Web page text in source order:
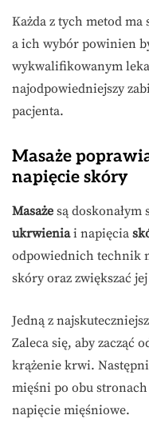
Każda z tych metod
a ich wybór powinien
wykwalifikowanym
najodpowiedniejszy
pacjenta.
Masaże
napięcie skóry
Masaże są
ukrwieniai napięcia
odpowiednich technik
skóry oraz zwiększać
Jedną z
Zaleca się, aby zacząć
krążenie krwi.
mięśni po obu
napięcie mięśniowe.